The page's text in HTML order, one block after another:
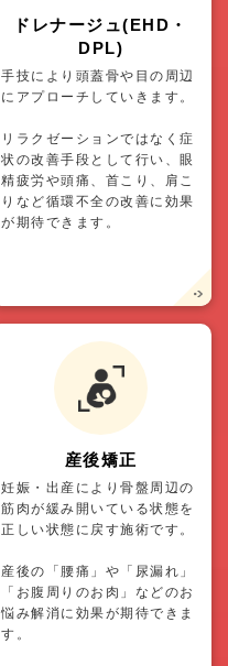
ドレナージュ(EHD・
DPL)
手技により頭蓋骨や目の周辺
にアプローチしていきます。
リラクゼーションではなく症
状の改善手段として行い、眼
精疲労や頭痛、首こり、肩こ
りなど循環不全の改善に効果
が期待できます。
産後矯正
妊娠・出産により骨盤周辺の
筋肉が緩み開いている状態を
正しい状態に戻す施術です。
産後の「腰痛」や「尿漏れ」
「お腹周りのお肉」などのお
悩み解消に効果が期待できま
す。